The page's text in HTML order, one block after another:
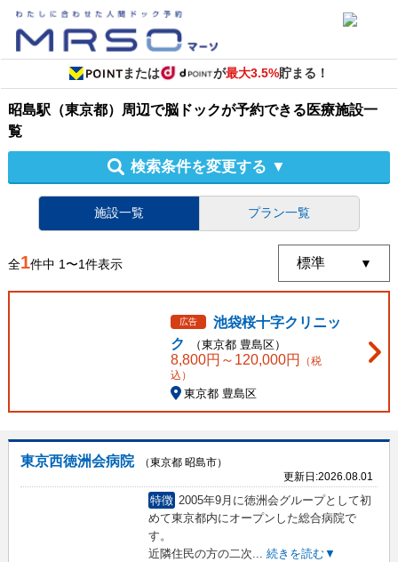
または が最大3.5%貯まる！
昭島駅（東京都）周辺で脳ドックが予約できる医療施設一
覧
検索条件を変更する ▼
施設一覧 プラン一覧
全1件中 1〜1件表示
広告
池袋桜十字クリニッ
ク
（東京都 豊島区）
8,800円～ 120,000円
（税
込）
東京都 豊島区
東京西徳洲会病院
（東京都 昭島市）
更新日:2026.08.01
特徴 2005年9月に徳洲会グループとして初
めて東京都内にオープンした総合病院で
す。
近隣住民の方の二次... 続きを読む▼